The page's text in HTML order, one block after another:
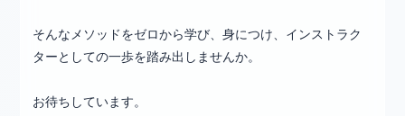
そんなメソッドをゼロから学び、身につけ、インストラク
ターとしての一歩を踏み出しませんか。
お待ちしています。